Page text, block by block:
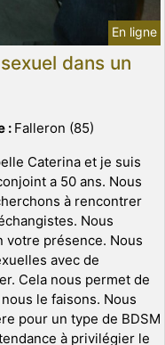
En ligne
dans un
: Falleron (85)
Caterina et je suis
a 50 ans. Nous
à rencontrer
Nous
votre présence. Nous
avec de
Cela nous permet de
le faisons. Nous
pour un type de BDSM
à privilégier le